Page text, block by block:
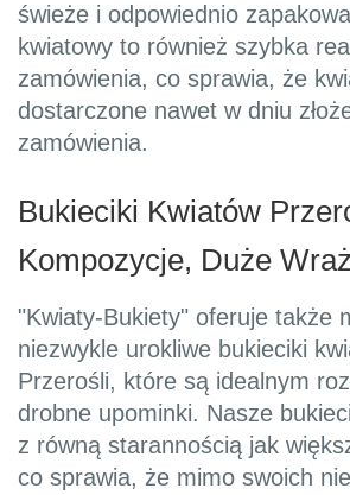
świeże i odpowiednio
kwiatowy to również szybka
zamówienia, co sprawia, że
dostarczone nawet w dniu
zamówienia.
Bukieciki Kwiatów
Kompozycje, Duże
"Kwiaty-Bukiety" oferuje także
niezwykle urokliwe bukieciki
Przerośli, które są idealnym
drobne upominki. Nasze
z równą starannością jak
co sprawia, że mimo swoich